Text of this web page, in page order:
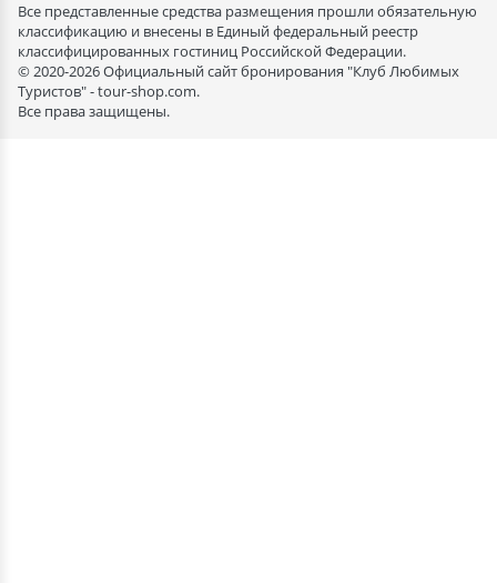
Все представленные средства размещения прошли обязательную
классификацию и внесены в Единый федеральный реестр
классифицированных гостиниц Российской Федерации.
© 2020-2026 Официальный сайт бронирования "Клуб Любимых
Туристов" - tour-shop.com.
Все права защищены.